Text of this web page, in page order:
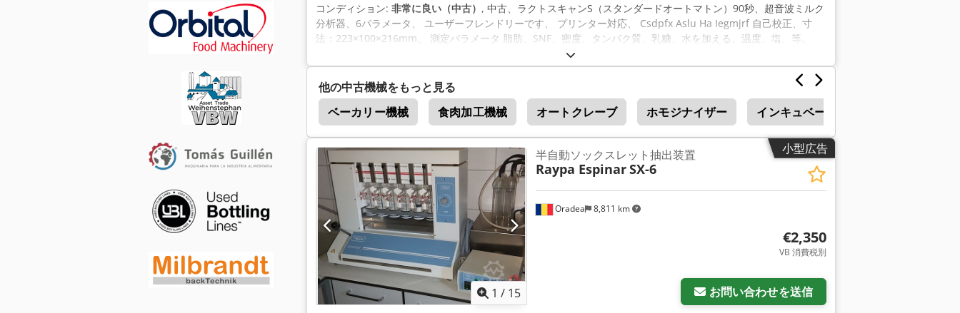
コンディション: 非常に良い（中古） , 中古、ラクトスキャンS（スタンダードオートマトン）90秒、超音波ミルク
分析器、6パラメータ、 ユーザーフレンドリーです、 プリンター対応、 Csdpfx Aslu Ha Iegmjrf 自己校正、寸
法：223×100×216mm。 測定パラメータ 脂肪、SNF、密度、タンパク質、乳糖、水を加える、温度、塩、等。
他の中古機械をもっと見る
ベーカリー機械
食肉加工機械 オートクレーブ ホモジナイザー インキュベーター
Mettler Toledo Lp-6S-F2
小型広告
1 / 15
Oradea 8,811 km
半自動ソックスレット抽出装置
Raypa EspinarSX-6
€2,350
VB 消費税別
お問い合わせを送信